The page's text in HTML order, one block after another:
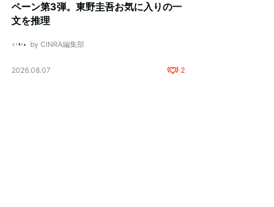
ペーン第3弾。東野圭吾お気に入りの一
文を推理
by CINRA編集部
2026.08.07 2